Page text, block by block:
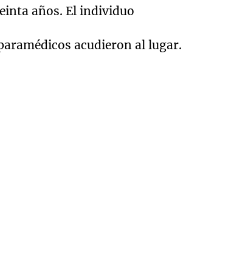
años. El individuo
acudieron al lugar.